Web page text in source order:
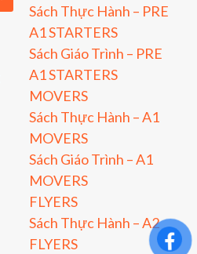
Sách Thực Hành – PRE
A1 STARTERS
Sách Giáo Trình – PRE
A1 STARTERS
MOVERS
Sách Thực Hành – A1
MOVERS
Sách Giáo Trình – A1
MOVERS
FLYERS
Sách Thực Hành – A2
FLYERS